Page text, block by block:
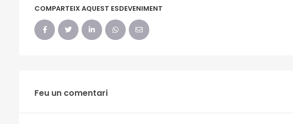
COMPARTEIX AQUEST ESDEVENIMENT
Feu un comentari